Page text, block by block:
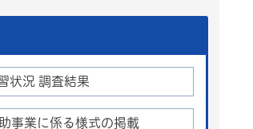
状況 調査結果
事業に係る様式の掲載